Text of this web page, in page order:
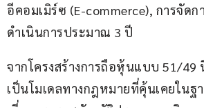
อีคอมเมิร์ซ (E-commerce), การจัด
ดำเนินการประมาณ 3 ปี
จากโครงสร้างการถือหุ้นแบบ 51/49
เป็นโมเดลทางกฎหมายที่คุ้นเคยในฐ